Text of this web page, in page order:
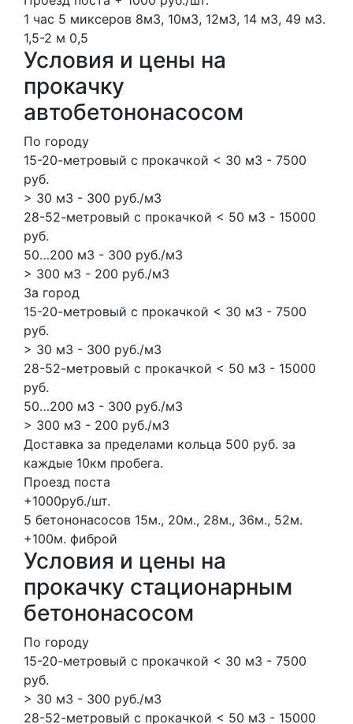
1 час 5 миксеров 8м3, 10м3, 12м3, 14 м3, 49 м3.
1,5-2 м 0,5
Условия и цены на
прокачку
автобетононасосом
По городу
15-20-метровый с прокачкой < 30 м3 - 7500
руб.
> 30 м3 - 300 руб./м3
28-52-метровый с прокачкой < 50 м3 - 15000
руб.
50…200 м3 - 300 руб./м3
> 300 м3 - 200 руб./м3
За город
15-20-метровый с прокачкой < 30 м3 - 7500
руб.
> 30 м3 - 300 руб./м3
28-52-метровый с прокачкой < 50 м3 - 15000
руб.
50…200 м3 - 300 руб./м3
> 300 м3 - 200 руб./м3
Доставка за пределами кольца 500 руб. за
каждые 10км пробега.
Проезд поста
+1000руб./шт.
5 бетононасосов 15м., 20м., 28м., 36м., 52м.
+100м. фиброй
Условия и цены на
прокачку стационарным
бетононасосом
По городу
15-20-метровый с прокачкой < 30 м3 - 7500
руб.
> 30 м3 - 300 руб./м3
28-52-метровый с прокачкой < 50 м3 - 15000